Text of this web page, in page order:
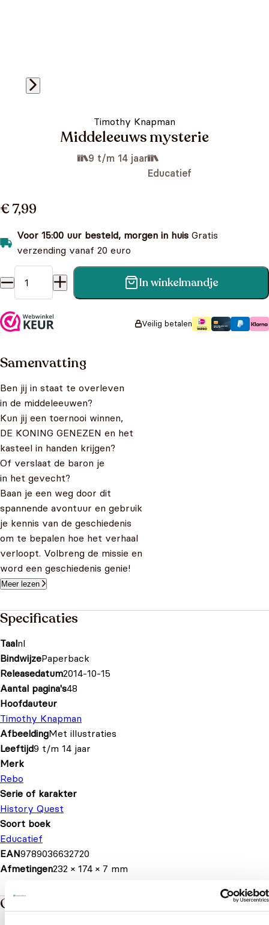
Timothy Knapman
Middeleeuws mysterie
9 t/m 14 jaar
Educatief
€ 7,99
Voor 15:00 uur besteld, morgen in huis Gratis
verzending vanaf 20 euro
Middeleeuws mysterie aantal In winkelmandje
Veilig betalen
Samenvatting
Ben jij in staat te overleven
in de middeleeuwen?
Kun jij een toernooi winnen,
DE KONING GENEZEN en het
kasteel in handen krijgen?
Of verslaat de baron je
in het gevecht?
Baan je een weg door dit
spannende avontuur en gebruik
je kennis van de geschiedenis
om te bepalen hoe het verhaal
verloopt. Volbreng de missie en
word een geschiedenis genie!
Meer lezen
Specificaties
Taalnl
BindwijzePaperback
Releasedatum2014-10-15
Aantal pagina's48
Hoofdauteur
Timothy Knapman
AfbeeldingMet illustraties
Leeftijd9 t/m 14 jaar
Merk
Rebo
Serie of karakter
History Quest
Soort boek
Educatief
EAN9789036632720
Afmetingen232 × 174 × 7 mm
Over de boeken van History Quest